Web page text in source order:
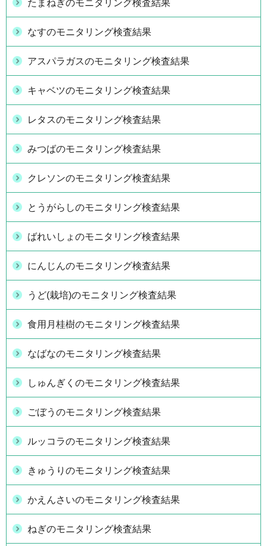
たまねぎのモニタリング検査結果
なすのモニタリング検査結果
アスパラガスのモニタリング検査結果
キャベツのモニタリング検査結果
レタスのモニタリング検査結果
みつばのモニタリング検査結果
クレソンのモニタリング検査結果
とうがらしのモニタリング検査結果
ばれいしょのモニタリング検査結果
にんじんのモニタリング検査結果
うど(栽培)のモニタリング検査結果
食用月桂樹のモニタリング検査結果
なばなのモニタリング検査結果
しゅんぎくのモニタリング検査結果
ごぼうのモニタリング検査結果
ルッコラのモニタリング検査結果
きゅうりのモニタリング検査結果
かえんさいのモニタリング検査結果
ねぎのモニタリング検査結果